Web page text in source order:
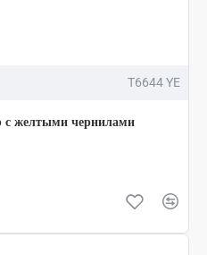
T6644 YE
желтыми чернилами